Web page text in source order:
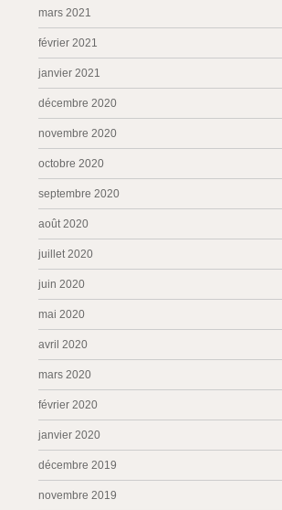
mars 2021
février 2021
janvier 2021
décembre 2020
novembre 2020
octobre 2020
septembre 2020
août 2020
juillet 2020
juin 2020
mai 2020
avril 2020
mars 2020
février 2020
janvier 2020
décembre 2019
novembre 2019